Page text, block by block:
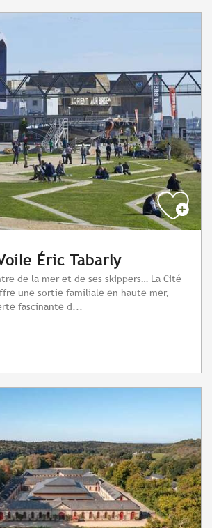
Éric Tabarly
de la mer et de ses skippers… La Cité
une sortie familiale en haute mer,
fascinante d...